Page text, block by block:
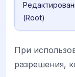
(Root)
При
разрешения,